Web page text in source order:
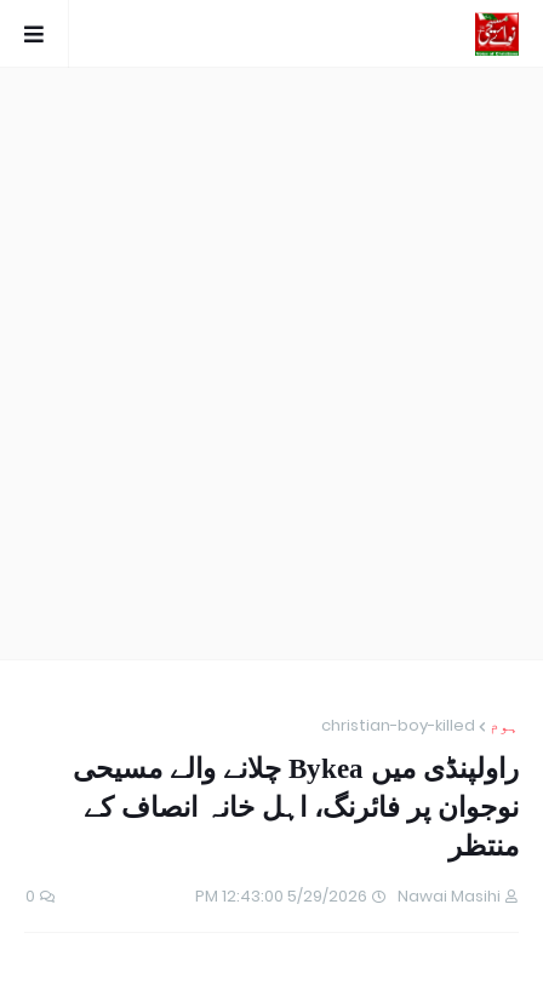
ہوم christian-boy-killed
راولپنڈی میں Bykea چلانے والے مسیحی
نوجوان پر فائرنگ، اہل خانہ انصاف کے
منتظر
Nawai Masihi
5/29/2026 12:43:00 PM
0